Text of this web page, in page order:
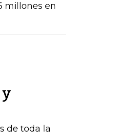
millones en
de toda la